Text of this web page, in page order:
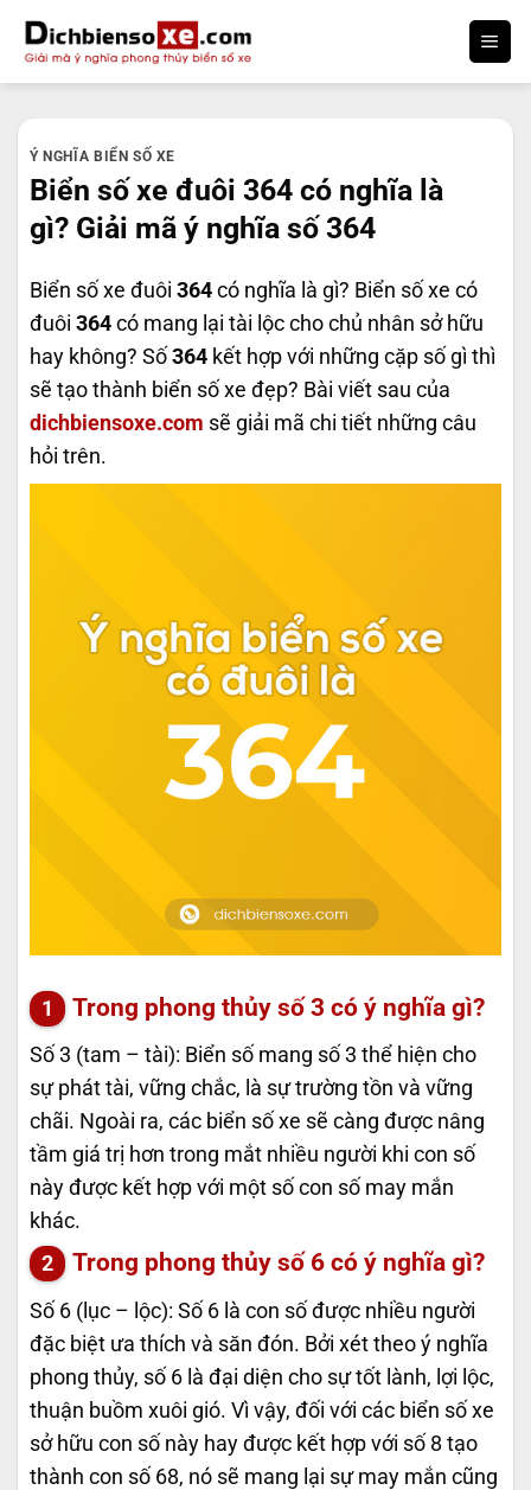
qua
nội
Ý NGHĨA BIỂN SỐ XE
Biển số xe đuôi 364 có nghĩa là
gì? Giải mã ý nghĩa số 364
Biển số xe đuôi 364 có nghĩa là gì? Biển số xe có
đuôi 364 có mang lại tài lộc cho chủ nhân sở hữu
hay không? Số 364 kết hợp với những cặp số gì thì
sẽ tạo thành biển số xe đẹp? Bài viết sau của
dichbiensoxe.com sẽ giải mã chi tiết những câu
hỏi trên.
Trong phong thủy số 3 có ý nghĩa gì?
Số 3 (tam – tài): Biển số mang số 3 thể hiện cho
sự phát tài, vững chắc, là sự trường tồn và vững
chãi. Ngoài ra, các biển số xe sẽ càng được nâng
tầm giá trị hơn trong mắt nhiều người khi con số
này được kết hợp với một số con số may mắn
khác.
Trong phong thủy số 6 có ý nghĩa gì?
Số 6 (lục – lộc): Số 6 là con số được nhiều người
đặc biệt ưa thích và săn đón. Bởi xét theo ý nghĩa
phong thủy, số 6 là đại diện cho sự tốt lành, lợi lộc,
thuận buồm xuôi gió. Vì vậy, đối với các biển số xe
sở hữu con số này hay được kết hợp với số 8 tạo
thành con số 68, nó sẽ mang lại sự may mắn cũng